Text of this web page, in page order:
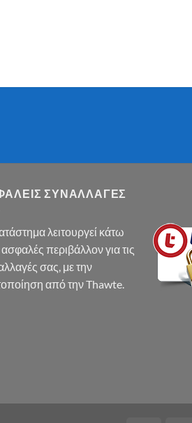
ΣΥΝΑΛΛΑΓΕΣ
λειτουργεί κάτω
περιβάλλον για τις
σας, με την
από την Thawte.